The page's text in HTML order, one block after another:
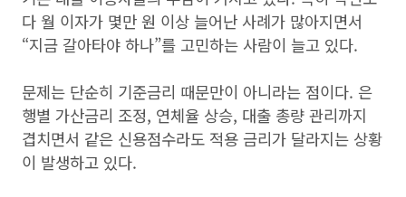
다 월 이자가 몇만 원 이상 늘어난 사례가 많아지면서
“지금 갈아타야 하나”를 고민하는 사람이 늘고 있다.
문제는 단순히 기준금리 때문만이 아니라는 점이다. 은
행별 가산금리 조정, 연체율 상승, 대출 총량 관리까지
겹치면서 같은 신용점수라도 적용 금리가 달라지는 상황
이 발생하고 있다.